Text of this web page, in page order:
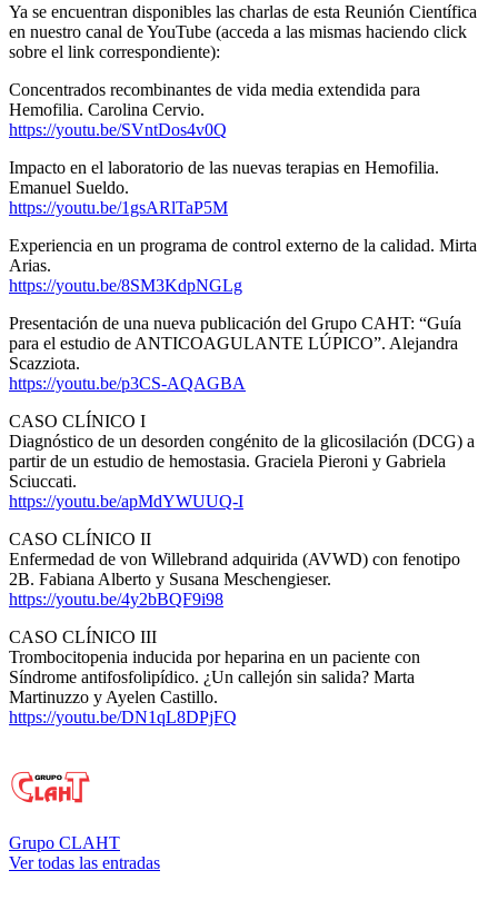
Ya se encuentran disponibles las charlas de esta Reunión Científica
en nuestro canal de YouTube (acceda a las mismas haciendo click
sobre el link correspondiente):
Concentrados recombinantes de vida media extendida para
Hemofilia. Carolina Cervio.
https://youtu.be/SVntDos4v0Q
Impacto en el laboratorio de las nuevas terapias en Hemofilia.
Emanuel Sueldo.
https://youtu.be/1gsARlTaP5M
Experiencia en un programa de control externo de la calidad. Mirta
Arias.
https://youtu.be/8SM3KdpNGLg
Presentación de una nueva publicación del Grupo CAHT: “Guía
para el estudio de ANTICOAGULANTE LÚPICO”. Alejandra
Scazziota.
https://youtu.be/p3CS-AQAGBA
CASO CLÍNICO I
Diagnóstico de un desorden congénito de la glicosilación (DCG) a
partir de un estudio de hemostasia. Graciela Pieroni y Gabriela
Sciuccati.
https://youtu.be/apMdYWUUQ-I
CASO CLÍNICO II
Enfermedad de von Willebrand adquirida (AVWD) con fenotipo
2B. Fabiana Alberto y Susana Meschengieser.
https://youtu.be/4y2bBQF9i98
CASO CLÍNICO III
Trombocitopenia inducida por heparina en un paciente con
Síndrome antifosfolipídico. ¿Un callejón sin salida? Marta
Martinuzzo y Ayelen Castillo.
https://youtu.be/DN1qL8DPjFQ
Grupo CLAHT
Ver todas las entradas